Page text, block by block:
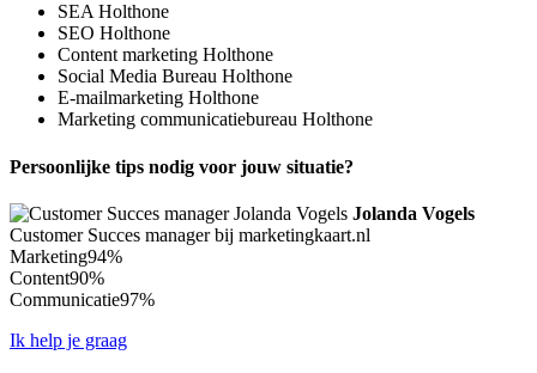
SEA Holthone
SEO Holthone
Content marketing Holthone
Social Media Bureau Holthone
E-mailmarketing Holthone
Marketing communicatiebureau Holthone
Persoonlijke tips nodig voor jouw situatie?
Jolanda Vogels
Customer Succes manager bij marketingkaart.nl
Marketing94%
Content90%
Communicatie97%
Ik help je graag